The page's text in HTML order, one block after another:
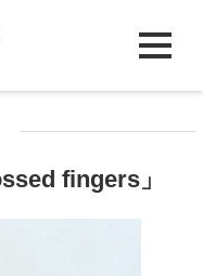
fingers」